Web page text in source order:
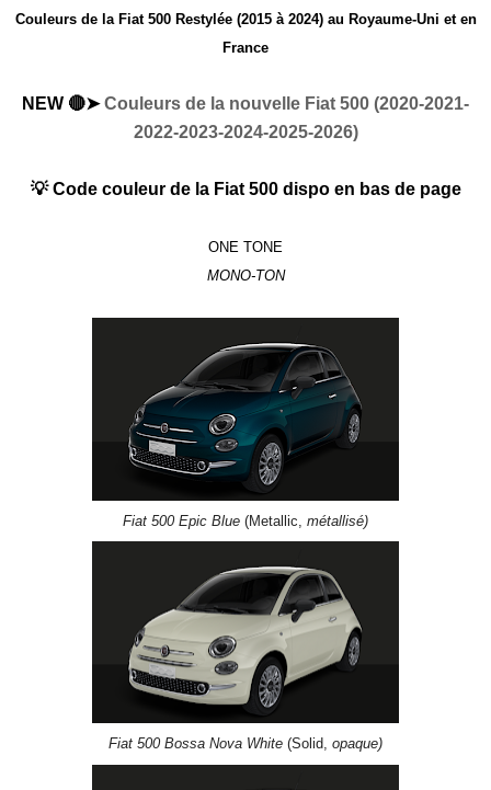
Couleurs de la Fiat 500 Restylée (2015 à 2024) au Royaume-Uni et en
France
NEW 🔴➤Couleurs de la nouvelle Fiat 500 (2020-2021-
2022-2023-2024-2025-2026)
💡 Code couleur de la Fiat 500 dispo en bas de page
ONE TONE
MONO-TON
Fiat 500 Epic Blue (Metallic, métallisé)
Fiat 500 Bossa Nova White (Solid, opaque)